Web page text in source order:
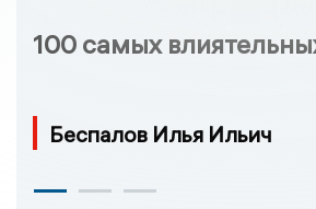
100 самых
Беспалов Илья Ильич